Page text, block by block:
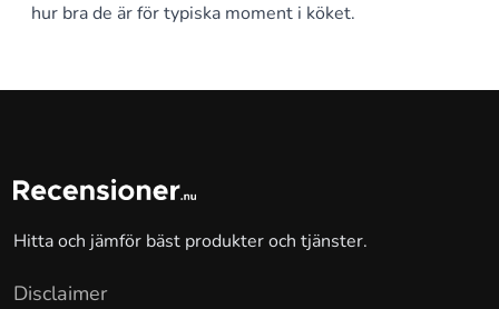
hur bra de är för typiska moment i köket.
Hitta och jämför bäst produkter och tjänster.
Disclaimer